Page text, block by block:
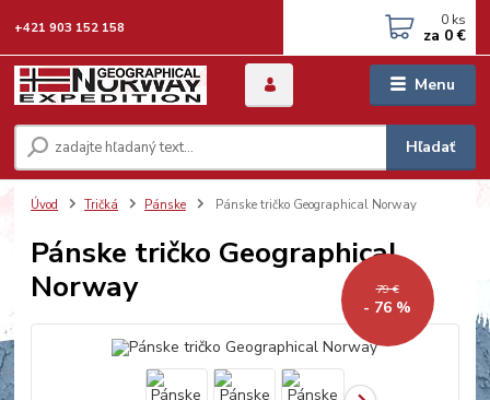
Menu
Hľadať
+421 903 152 158 0 ks
za 0 €
Úvod Tričká Pánske Pánske tričko Geographical Norway
Pánske tričko Geographical
Norway
79 €
- 76 %